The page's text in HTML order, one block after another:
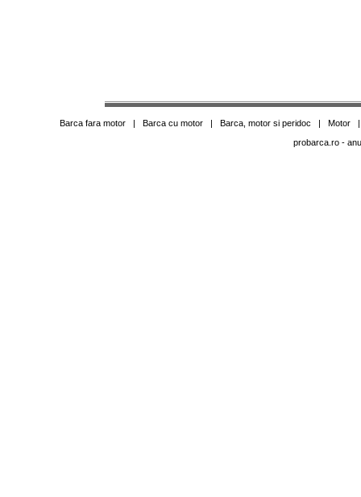
Barca fara motor| Barca cu motor| Barca, motor si peridoc | Motor
probarca.ro-